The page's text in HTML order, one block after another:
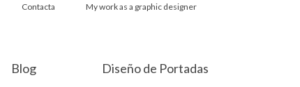
Contacta My work as a graphic designer
Blog
Diseño de Portadas